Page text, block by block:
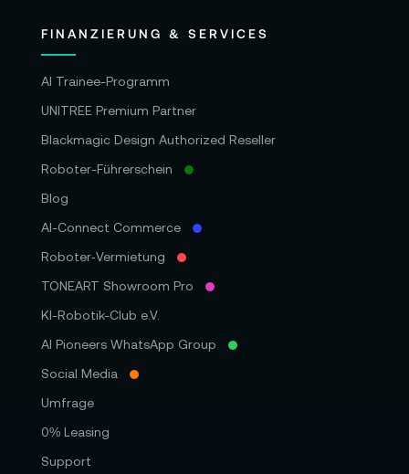
FINANZIERUNG & SERVICES
AI Trainee-Programm
UNITREE Premium Partner
Blackmagic Design Authorized Reseller
Roboter-Führerschein
Blog
AI-Connect Commerce
Roboter‑Vermietung
TONEART Showroom Pro
KI-Robotik-Club e.V.
AI Pioneers WhatsApp Group
Social Media
Umfrage
0% Leasing
Support